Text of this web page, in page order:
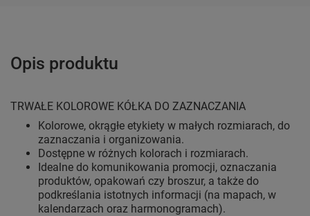
Opis produktu
TRWAŁE KOLOROWE KÓŁKA DO ZAZNACZANIA
Kolorowe, okrągłe etykiety w małych rozmiarach, do
zaznaczania i organizowania.
Dostępne w różnych kolorach i rozmiarach.
Idealne do komunikowania promocji, oznaczania
produktów, opakowań czy broszur, a także do
podkreślania istotnych informacji (na mapach, w
kalendarzach oraz harmonogramach).